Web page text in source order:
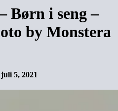
Børn i seng –
by Monstera
juli 5, 2021